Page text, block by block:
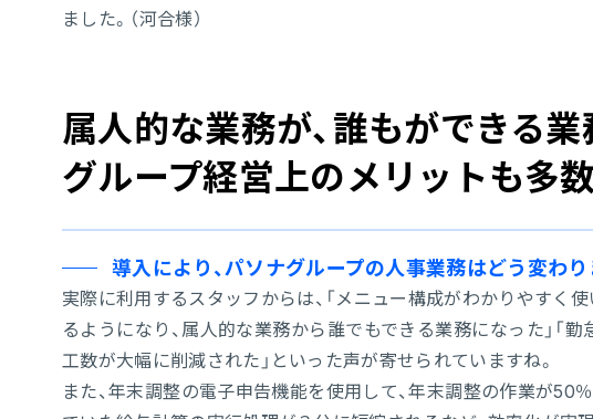
ました。（河合様）
属人的な業務が、誰もができる業
グループ経営上のメリットも多数
導入により、パソナグループの人事業務はどう変わり
実際に利用するスタッフからは、「メニュー構成がわかりやすく
るようになり、属人的な業務から誰でもできる業務になった」「
工数が大幅に削減された」といった声が寄せられていますね。
また、年末調整の電子申告機能を使用して、年末調整の作業が